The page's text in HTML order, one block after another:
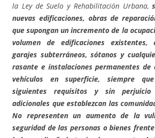
la Ley de Suelo y Rehabilitación Urbana,
nuevas edificaciones, obras de
que supongan un incremento de la
volumen de edificaciones existentes,
garajes subterráneos, sótanos y
rasante e instalaciones permanentes de
vehículos en superficie, siempre
siguientes requisitos y sin
adicionales que establezcan las
No representen un aumento de la
seguridad de las personas o bienes